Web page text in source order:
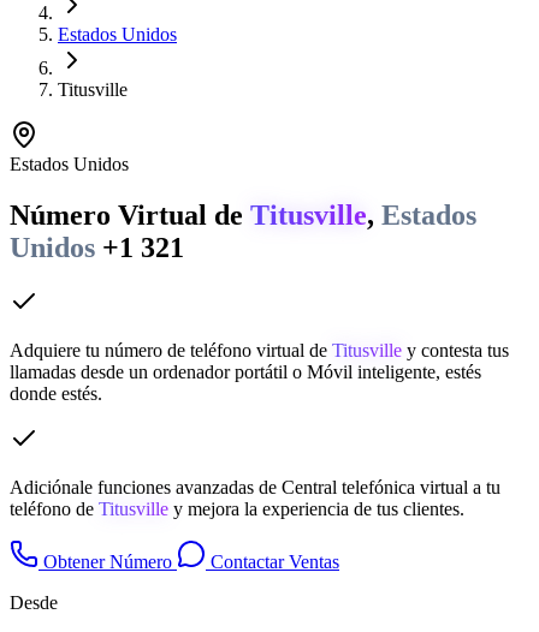
Estados Unidos
Titusville
Estados Unidos
Número Virtual de Titusville, Estados
Unidos +1 321
Adquiere tu número de teléfono virtual de Titusville y contesta tus
llamadas desde un ordenador portátil o Móvil inteligente, estés
donde estés.
Adiciónale funciones avanzadas de Central telefónica virtual a tu
teléfono de Titusville y mejora la experiencia de tus clientes.
Obtener Número
Contactar Ventas
Desde